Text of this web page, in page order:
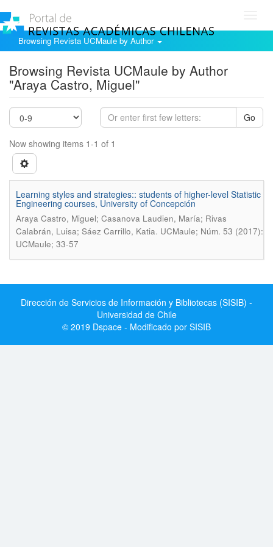
Browsing Revista UCMaule by Author
Browsing Revista UCMaule by Author
"Araya Castro, Miguel"
Go
Now showing items 1-1 of 1
Learning styles and strategies:: students of higher-level Statistic
Engineering courses, University of Concepción
Araya Castro, Miguel; Casanova Laudien, María; Rivas
Calabrán, Luisa; Sáez Carrillo, Katia. UCMaule; Núm. 53 (2017):
UCMaule; 33-57
Dirección de Servicios de Información y Bibliotecas (SISIB) -
Universidad de Chile
© 2019 Dspace - Modificado por SISIB